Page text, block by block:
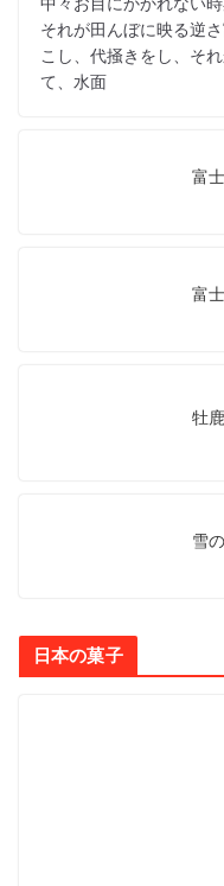
それが田んぼに映る逆
こし、代掻きをし、そ
て、水面
富
富
牡
雪
日本の菓子